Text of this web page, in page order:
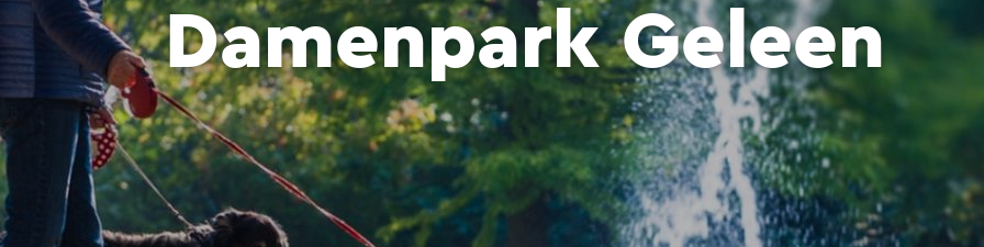
Damenpark Geleen